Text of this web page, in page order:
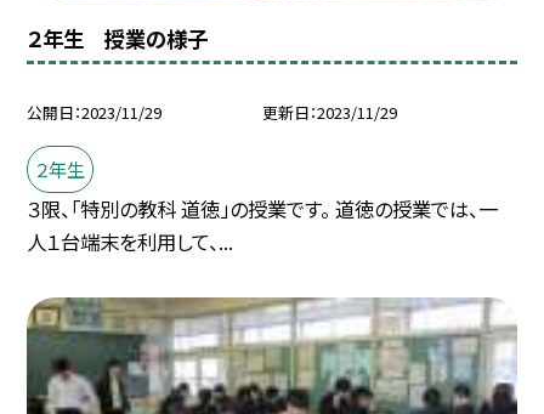
２年生 授業の様子
公開日 2023/11/29 更新日 2023/11/29
２年生
３限、「特別の教科 道徳」の授業です。 道徳の授業では、一
人１台端末を利用して、...